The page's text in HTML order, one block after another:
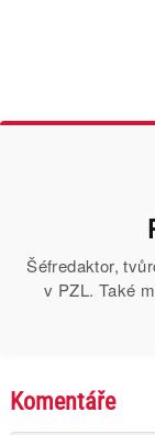
Šéfredaktor,
v PZL. Také
Komentáře